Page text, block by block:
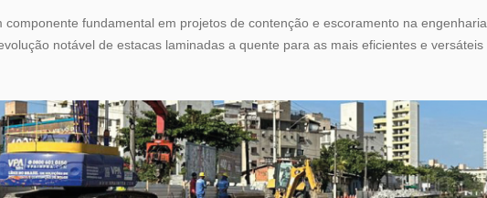
fundamental em projetos de contenção e escoramento na engenharia
notável de estacas laminadas a quente para as mais eficientes e versáteis